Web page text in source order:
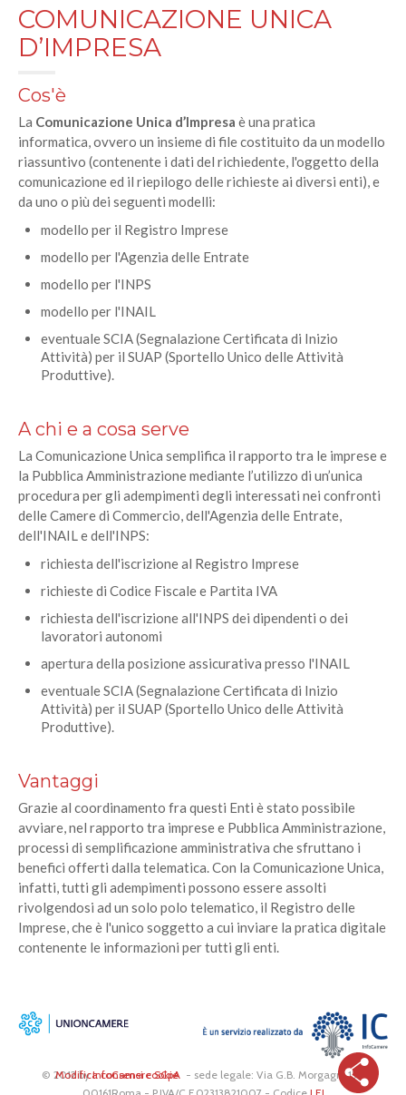
COMUNICAZIONE UNICA
D’IMPRESA
Cos'è
La Comunicazione Unica d’Impresa è una pratica
informatica, ovvero un insieme di file costituito da un modello
riassuntivo (contenente i dati del richiedente, l'oggetto della
comunicazione ed il riepilogo delle richieste ai diversi enti), e
da uno o più dei seguenti modelli:
modello per il Registro Imprese
modello per l'Agenzia delle Entrate
modello per l'INPS
modello per l'INAIL
eventuale SCIA (Segnalazione Certificata di Inizio
Attività) per il SUAP (Sportello Unico delle Attività
Produttive).
A chi e a cosa serve
La Comunicazione Unica semplifica il rapporto tra le imprese e
la Pubblica Amministrazione mediante l’utilizzo di un’unica
procedura per gli adempimenti degli interessati nei confronti
delle Camere di Commercio, dell'Agenzia delle Entrate,
dell'INAIL e dell'INPS:
richiesta dell'iscrizione al Registro Imprese
richieste di Codice Fiscale e Partita IVA
richiesta dell'iscrizione all'INPS dei dipendenti o dei
lavoratori autonomi
apertura della posizione assicurativa presso l'INAIL
eventuale SCIA (Segnalazione Certificata di Inizio
Attività) per il SUAP (Sportello Unico delle Attività
Produttive).
Vantaggi
Grazie al coordinamento fra questi Enti è stato possibile
avviare, nel rapporto tra imprese e Pubblica Amministrazione,
processi di semplificazione amministrativa che sfruttano i
benefici offerti dalla telematica. Con la Comunicazione Unica,
infatti, tutti gli adempimenti possono essere assolti
rivolgendosi ad un solo polo telematico, il Registro delle
Imprese, che è l'unico soggetto a cui inviare la pratica digitale
contenente le informazioni per tutti gli enti.
Modifica consensi cookie
© 2012 byInfoCamere SCpA- sede legale: Via G.B. Morgagni,13 -